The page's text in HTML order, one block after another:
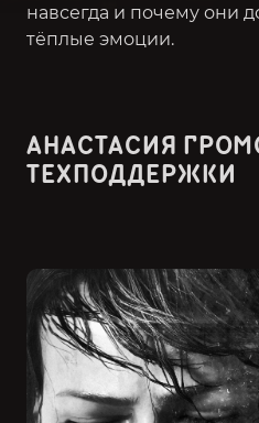
навсегда и почему они
тёплые эмоции.
АНАСТАСИЯ
ТЕХПОДДЕРЖКИ